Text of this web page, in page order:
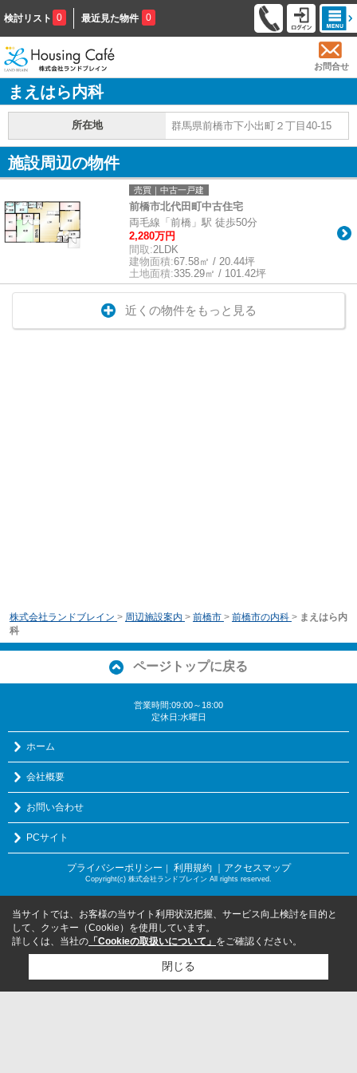
検討リスト 0 最近見た物件 0
お問合せ
まえはら内科
所在地 群馬県前橋市下小出町２丁目40-15
施設周辺の物件
売買｜中古一戸建
前橋市北代田町中古住宅
両毛線「前橋」駅 徒歩50分
2,280万円
間取:2LDK
建物面積:67.58㎡ / 20.44坪
土地面積:335.29㎡ / 101.42坪
近くの物件をもっと見る
株式会社ランドブレイン > 周辺施設案内 > 前橋市 > 前橋市の内科 > まえはら内
科
ページトップに戻る
営業時間:09:00～18:00
定休日:水曜日
ホーム
会社概要
お問い合わせ
PCサイト
プライバシーポリシー ｜ 利用規約 ｜アクセスマップ
Copyright(c) 株式会社ランドブレイン All rights reserved.
当サイトでは、お客様の当サイト利用状況把握、サービス向上検討を目的と
して、クッキー（Cookie）を使用しています。
詳しくは、当社の 「Cookieの取扱いについて」 をご確認ください。
閉じる